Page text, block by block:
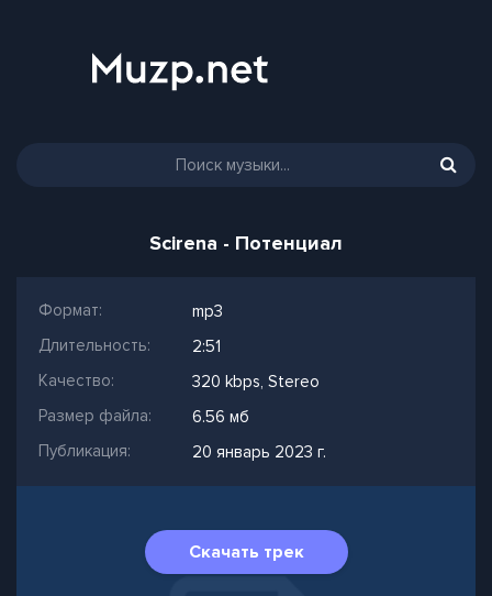
Scirena - Потенциал
Формат:
mp3
Длительность:
2:51
Качество:
320 kbps, Stereo
Размер файла:
6.56 мб
Публикация:
20 январь 2023 г.
Скачать трек